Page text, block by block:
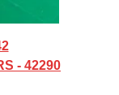
- 42290